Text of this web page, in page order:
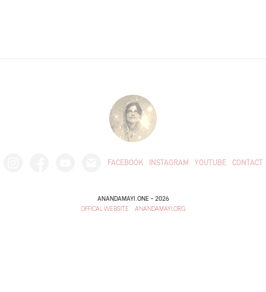
FACEBOOK INSTAGRAM YOUTUBE CONTACT
ANANDAMAYI.ONE - 2026
OFFICAL WEBSITE
ANANDAMAYI.ORG